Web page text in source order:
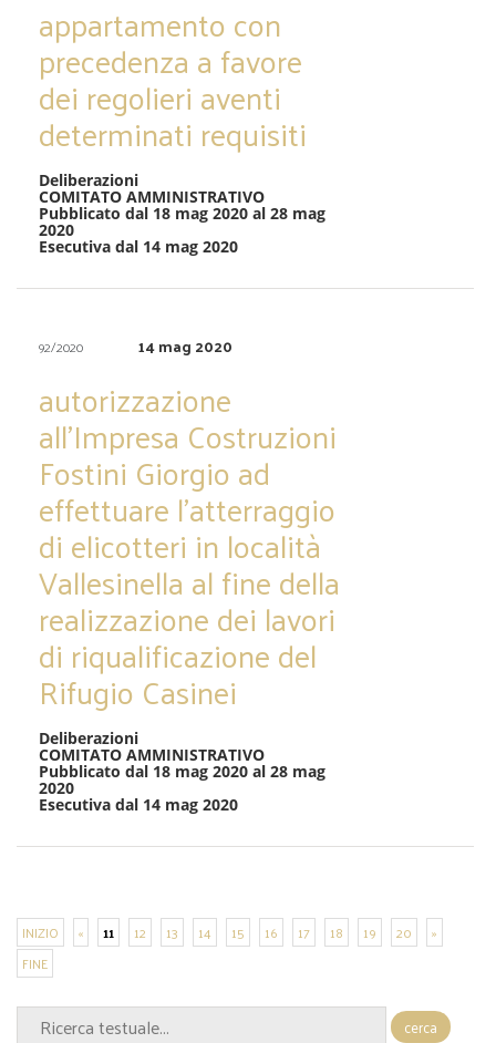
appartamento con
precedenza a favore
dei regolieri aventi
determinati requisiti
Deliberazioni
COMITATO AMMINISTRATIVO
Pubblicato dal 18 mag 2020 al 28 mag
2020
Esecutiva dal 14 mag 2020
92/2020 14 mag 2020
autorizzazione
all’Impresa Costruzioni
Fostini Giorgio ad
effettuare l’atterraggio
di elicotteri in località
Vallesinella al fine della
realizzazione dei lavori
di riqualificazione del
Rifugio Casinei
Deliberazioni
COMITATO AMMINISTRATIVO
Pubblicato dal 18 mag 2020 al 28 mag
2020
Esecutiva dal 14 mag 2020
INIZIO « 11 12 13 14 15 16 17 18 19 20
»
FINE
cerca